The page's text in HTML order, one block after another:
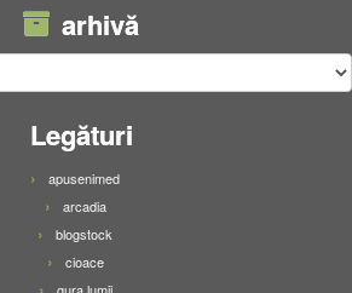
arhivă
Legături
apusenimed
arcadia
blogstock
cioace